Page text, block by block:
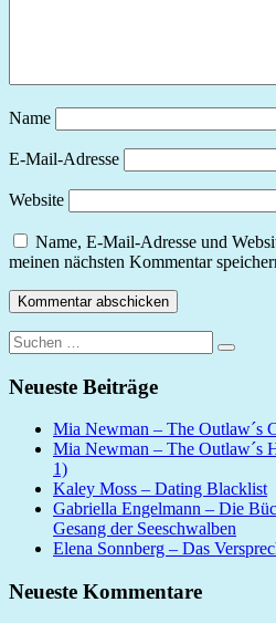
Name
E-Mail-Adresse
Website
Name, E-Mail-Adresse und
meinen nächsten Kommentar
Suchen
nach:
Suchen
Neueste Beiträge
Mia Newman – The Outlaw´s
Mia Newman – The Outlaw´s
1)
Kaley Moss – Dating Blacklist
Gabriella Engelmann – Die
Gesang der Seeschwalben
Elena Sonnberg – Das
Neueste Kommentare